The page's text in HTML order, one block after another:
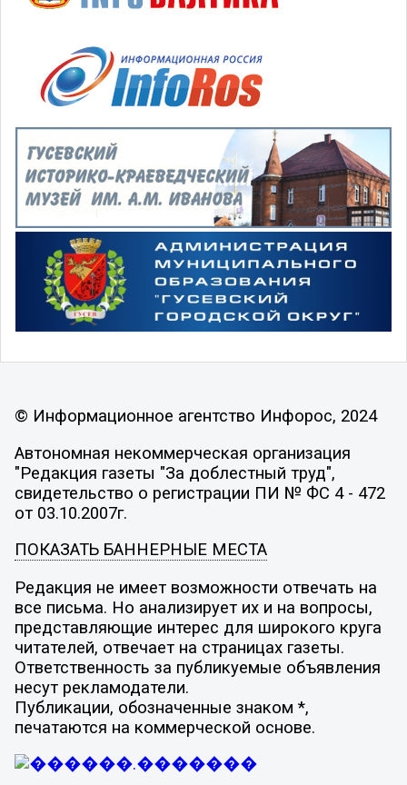
© Информационное агентство Инфорос, 2024
Автономная некоммерческая организация
"Редакция газеты "За доблестный труд",
свидетельство о регистрации ПИ № ФС 4 - 472
от 03.10.2007г.
ПОКАЗАТЬ БАННЕРНЫЕ МЕСТА
Редакция не имеет возможности отвечать на
все письма. Но анализирует их и на вопросы,
представляющие интерес для широкого круга
читателей, отвечает на страницах газеты.
Ответственность за публикуемые объявления
несут рекламодатели.
Публикации, обозначенные знаком *,
печатаются на коммерческой основе.